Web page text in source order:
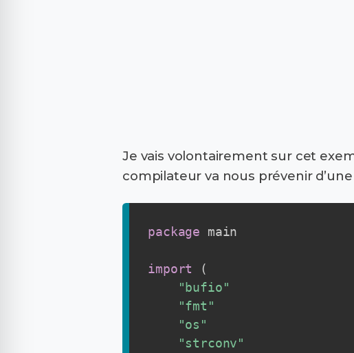
Je vais volontairement sur cet
compilateur va nous prévenir
package main
import
(
"bufio"
"fmt"
"os"
"strconv"